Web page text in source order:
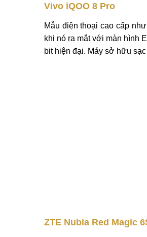
Vivo iQOO 8 Pro
Mẫu điện thoại cao cấp
khi nó ra mắt với màn hình
bit hiện đại. Máy sở hữu
ZTE Nubia Red Magic